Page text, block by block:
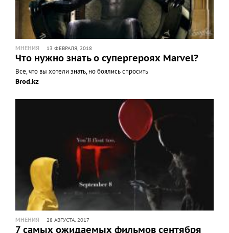
МНЕНИЯ 13 ФЕВРАЛЯ, 2018
Что нужно знать о супергероях Marvel?
Все, что вы хотели знать, но боялись спросить
Brod.kz
МНЕНИЯ 28 АВГУСТА, 2017
7 самых ожидаемых фильмов сентября